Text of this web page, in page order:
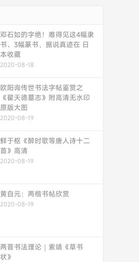
邓石如的字绝！难得见这4幅隶
书、3幅篆书，据说真迹在 日
本收藏
2020-08-18
欧阳询传世书法字帖鉴赏之
《翟天德墓志》附高清无水印
原版大图
2020-08-19
鲜于枢《醉时歌等唐人诗十二
首》高清
2020-08-19
黄自元：两楷书帖欣赏
2020-08-19
两晋书法理论｜索靖《草书
状》